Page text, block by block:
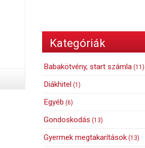
Kategóriák
Babakötvény, start számla (11)
Diákhitel (1)
Egyéb (6)
Gondoskodás (13)
Gyermek megtakarítások (13)